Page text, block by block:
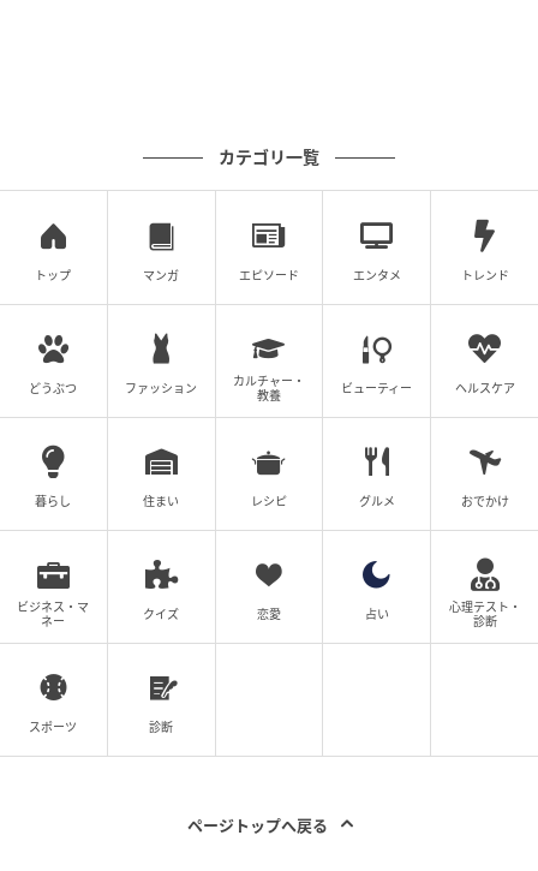
でシェアしませんか？【2分で完了・匿名】
次の記事
#1 「お疲れ〜♡」遅刻するなら連絡して！
この女、ナメてます
の記事をもっとみる
カテゴリ一覧
トップ マンガ エピソード エンタメ トレンド
どうぶつ ファッション
カルチャー・
教養
ビューティー ヘルスケア
暮らし 住まい レシピ グルメ おでかけ
ビジネス・マ
ネー
クイズ 恋愛 占い
心理テスト・
診断
スポーツ 診断
ページトップへ戻る